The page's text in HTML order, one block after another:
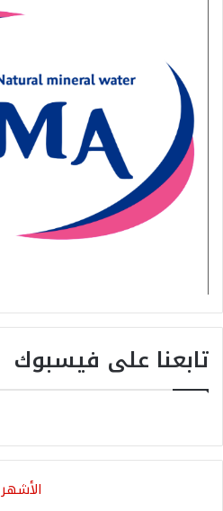
تابعنا على فيسبوك
الأشهر